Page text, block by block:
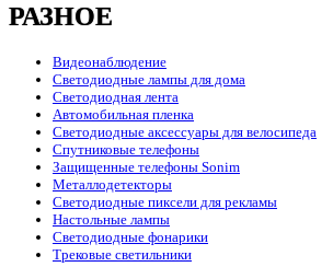
РАЗНОЕ
Видеонаблюдение
Светодиодные лампы для дома
Светодиодная лента
Автомобильная пленка
Светодиодные аксессуары для велосипеда
Спутниковые телефоны
Защищенные телефоны Sonim
Металлодетекторы
Светодиодные пиксели для рекламы
Настольные лампы
Светодиодные фонарики
Трековые светильники